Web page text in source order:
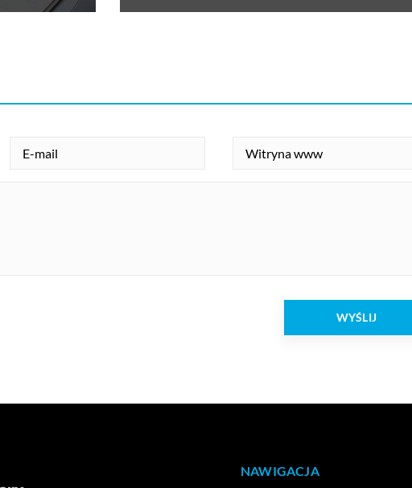
NAWIGACJA